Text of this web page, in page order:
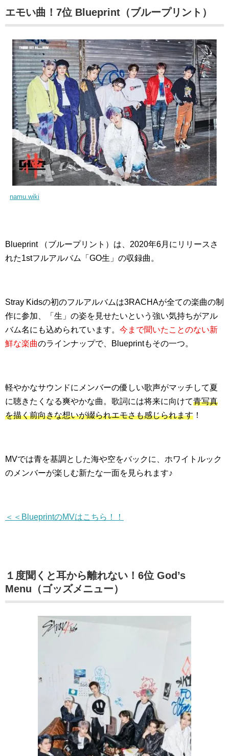
エモい曲！7位 Blueprint（ブループリント）
namu.wiki
Blueprint （ブループリント）は、2020年6月にリリースさ
れた1stフルアルバム「GO生」の収録曲。
Stray Kidsの初のフルアルバムは3RACHAが全ての楽曲の制
作に参加、「生」の姿を見せたいという強い気持ちがアル
バム名にも込められています。 今まで聞いたことのない新
鮮な楽曲のラインナップで、Blueprintもその一つ。
軽やかなサウンドにメンバーの優しい歌声がマッチして夏
に聴きたくなる爽やかな曲。歌詞には将来に向けて青写真
を描く前向きな想いが綴られエモさも感じられます ！
MVでは青を基調とした海や空をバックに、ホワイトルック
のメンバーが楽しむ新たな一面を見られます♪
＜＜BlueprintのMVはこちら！！
１度聞くと耳から離れない！6位 God’s
Menu（ゴッズメニュー）